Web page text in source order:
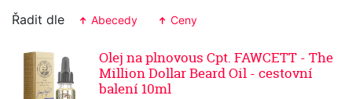
Řadit dle Abecedy Ceny
Olej na plnovous Cpt. FAWCETT - The
Million Dollar Beard Oil - cestovní
balení 10ml